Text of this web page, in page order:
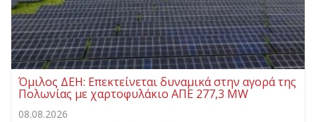
Όμιλος ΔΕΗ: Επεκτείνεται δυναμικά στην αγορά της
Πολωνίας με χαρτοφυλάκιο ΑΠΕ 277,3 MW
08.08.2026